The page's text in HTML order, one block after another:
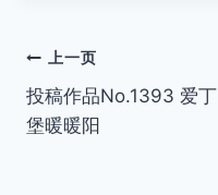
文
章
上一页
投稿作品No.1393 爱丁
堡暖暖阳